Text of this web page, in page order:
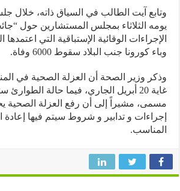
آيت الطالب في السياق ذاته، خلال جلسة
الثلاثاء بمجلس المستشارين حول “جائحة
الوقائية الإستباقية التي اعتمدها
كورونا جنب البلاد سقوط 6000 وفاة.
وزير الصحة أن العزلة الصحية في المنازل
غاية 20 أبريل الجاري، فيما حالة الطوارئ
مشيراً إلى أن رفع العزلة الصحية يحتاج
و تدابير و شروط سيتم فيها إعادة النظر